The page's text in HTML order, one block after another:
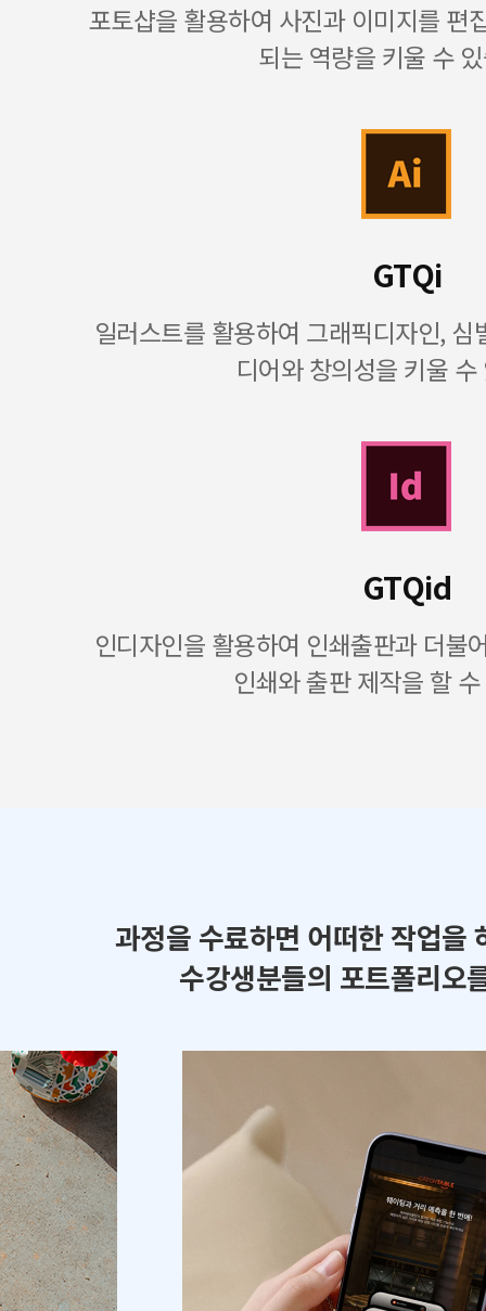
포토샵을 활용하여 사진과 이미지를 편
되는 역량을 키울 수
GTQi
일러스트를 활용하여 그래픽디자인,
디어와 창의성을 키울 수
GTQid
인디자인을 활용하여 인쇄출판과 더불
인쇄와 출판 제작을 할
과정을 수료하면 어떠한 작업을
수강생분들의 포트폴리오